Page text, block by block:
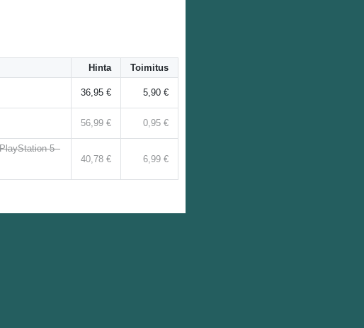
Hinta Toimitus
36,95 € 5,90 €
56,99 € 0,95 €
5 -
40,78 € 6,99 €